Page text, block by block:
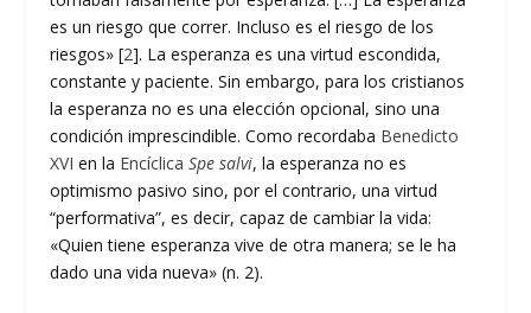
es un riesgo que correr. Incluso es el riesgo de los
riesgos» [2]. La esperanza es una virtud escondida,
constante y paciente. Sin embargo, para los cristianos
la esperanza no es una elección opcional, sino una
condición imprescindible. Como recordaba Benedicto
XVIen la EncíclicaSpe salvi, la esperanza no es
optimismo pasivo sino, por el contrario, una virtud
“performativa”, es decir, capaz de cambiar la vida:
«Quien tiene esperanza vive de otra manera; se le ha
dado una vida nueva» (n. 2).